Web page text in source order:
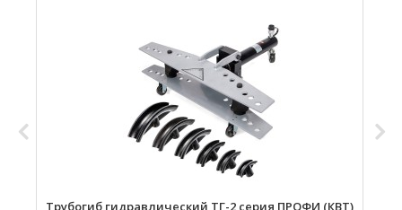
Трубогиб гидравлический ТГ-2 серия ПРОФИ (КВТ)